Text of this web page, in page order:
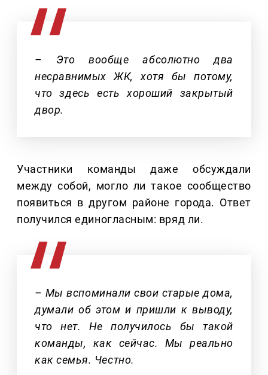
– Это вообще абсолютно два
несравнимых ЖК, хотя бы потому,
что здесь есть хороший закрытый
двор.
Участники команды даже обсуждали
между собой, могло ли такое сообщество
появиться в другом районе города. Ответ
получился единогласным: вряд ли.
– Мы вспоминали свои старые дома,
думали об этом и пришли к выводу,
что нет. Не получилось бы такой
команды, как сейчас. Мы реально
как семья. Честно.